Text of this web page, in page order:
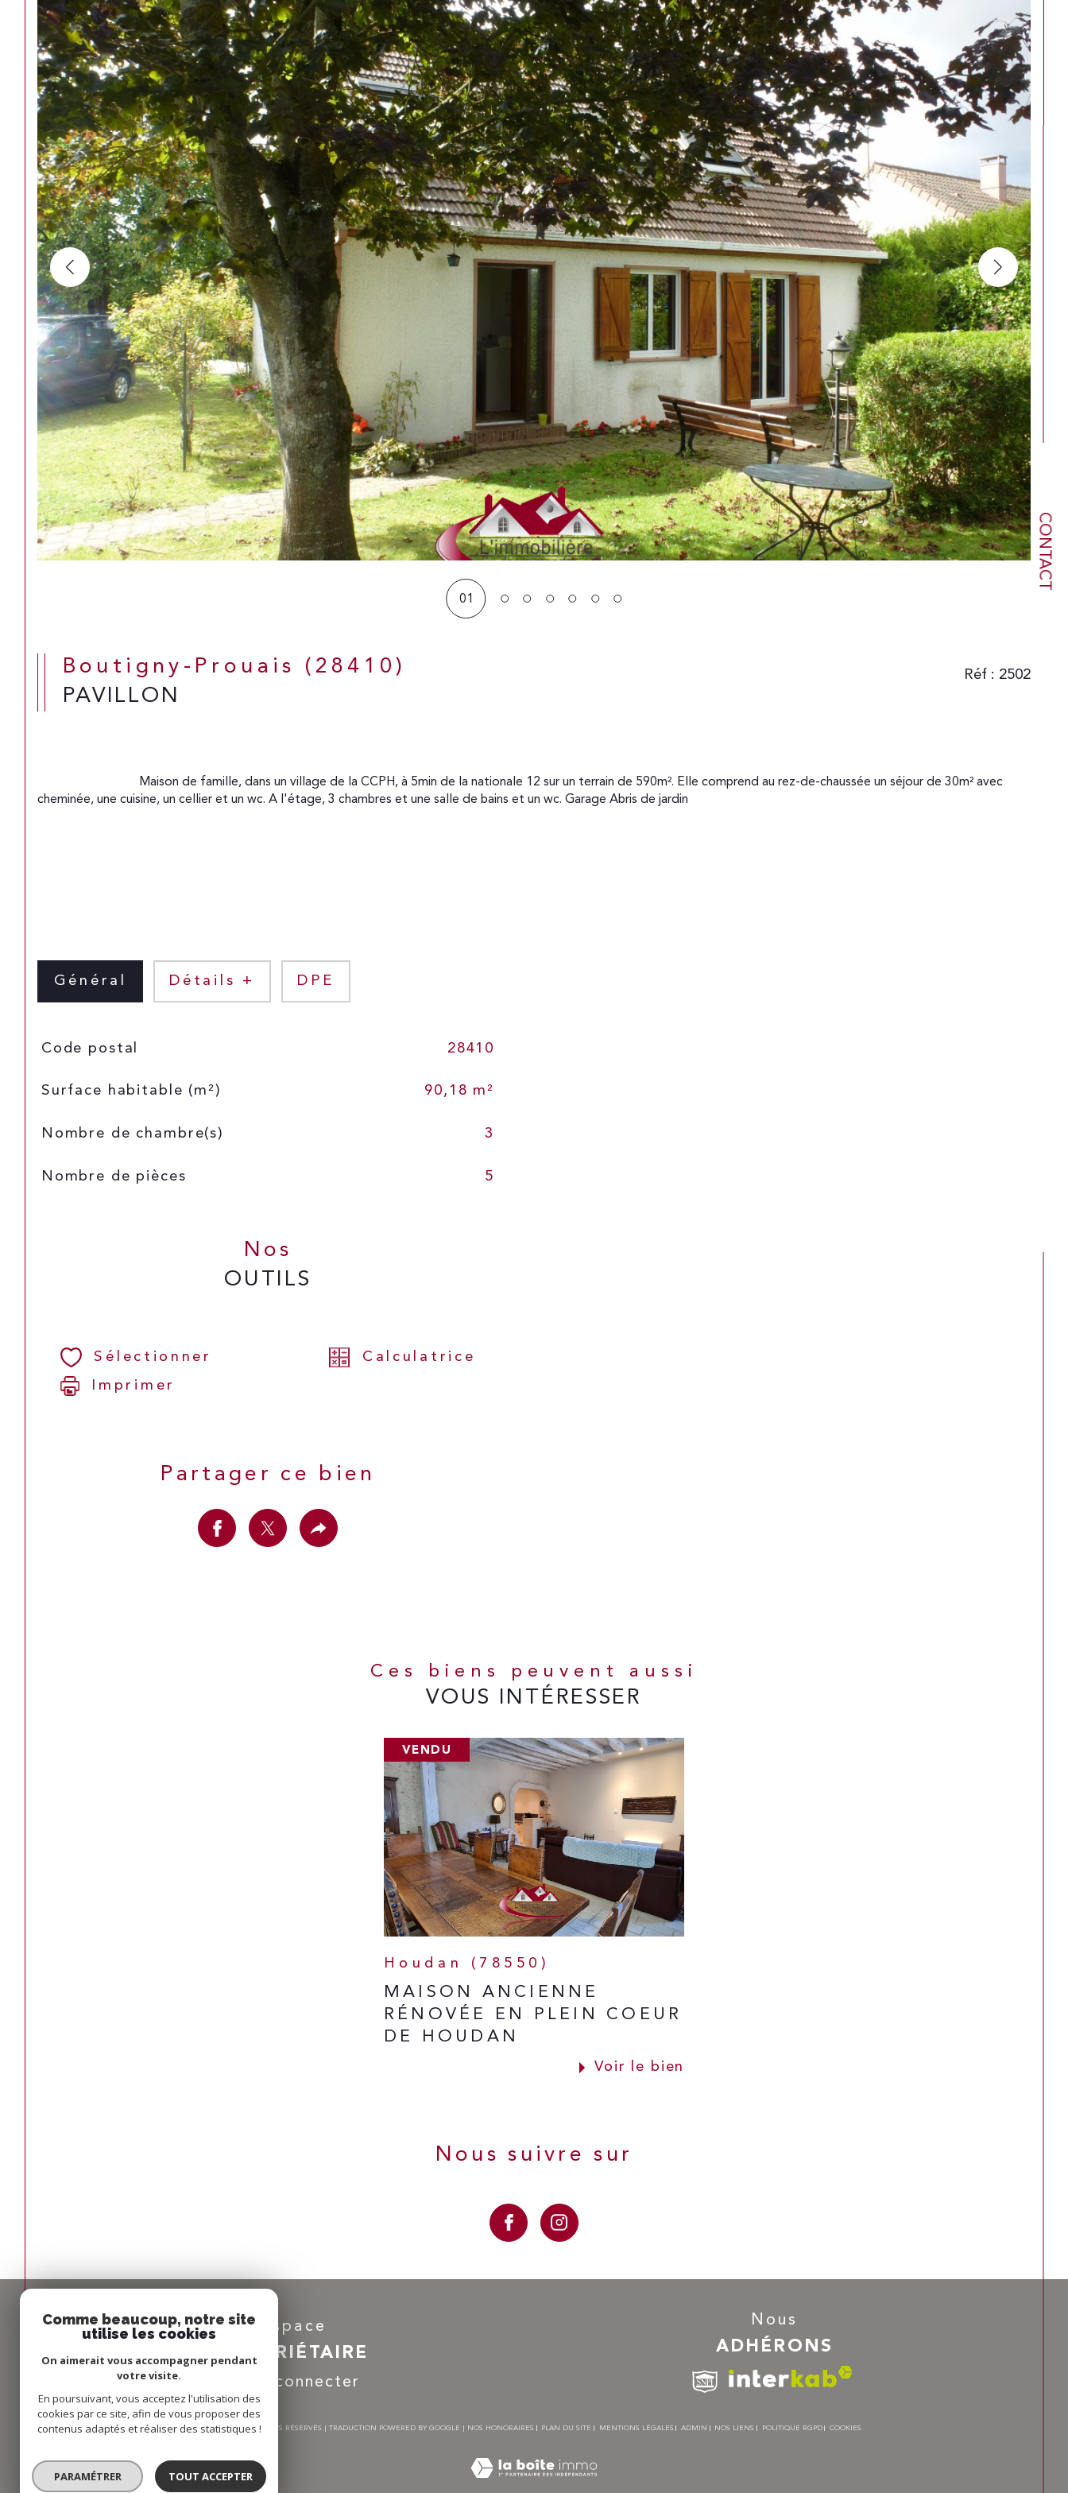
CONTACT
01
Boutigny-Prouais (28410)
PAVILLON
Réf : 2502
cheminée, une cuisine, un cellier et un wc. A l'étage, 3 chambres et une salle de bains et un wc. Garage Abris de jardin
Général Détails + DPE
TRAD_SIROCCO_Caracteristique
Code postal 28410
Surface habitable (m²) 90,18 m²
Nombre de chambre(s) 3
Nombre de pièces 5
Nos
OUTILS
Sélectionner
Calculatrice
Imprimer
Partager ce bien
Ces biens peuvent aussi
VOUS INTÉRESSER
VENDU
Houdan (78550)
MAISON ANCIENNE
RÉNOVÉE EN PLEIN COEUR
DE HOUDAN
Voir le bien
Nous suivre sur
Espace
PROPRIÉTAIRE
Se connecter
Nous
ADHÉRONS
© 2026 | TOUS DROITS RÉSERVÉS | TRADUCTION POWERED BY GOOGLE | NOS HONORAIRES PLAN DU SITE MENTIONS LÉGALES ADMIN NOS LIENS POLITIQUE RGPD COOKIES
Comme beaucoup, notre site
utilise les cookies
On aimerait vous accompagner pendant
votre visite.
En poursuivant, vous acceptez l'utilisation des
cookies par ce site, afin de vous proposer des
contenus adaptés et réaliser des statistiques !
PARAMÉTRER TOUT ACCEPTER